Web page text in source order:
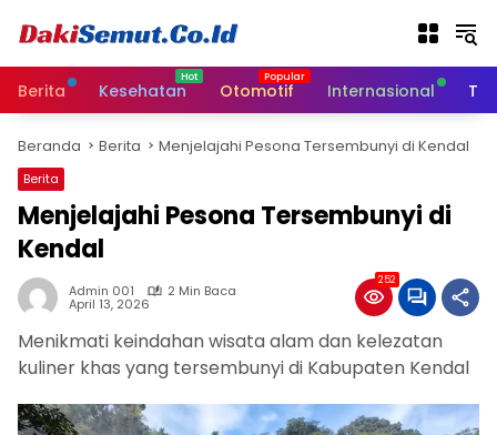
Berita Kesehatan Otomotif Internasional
Beranda Berita Menjelajahi Pesona Tersembunyi di Kendal
Berita
Menjelajahi Pesona Tersembunyi di
Kendal
Admin 001 2 Min Baca
April 13, 2026
252
Menikmati keindahan wisata alam dan kelezatan
kuliner khas yang tersembunyi di Kabupaten Kendal